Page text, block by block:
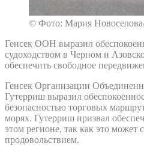
© Фото: Мария
Генсек ООН выразил
судоходством в Черном и
обеспечить свободное
Генсек Организации
Гутерриш выразил
безопасностью торговых
морях. Гутерриш призвал
этом регионе, так как это может
продовольствием.